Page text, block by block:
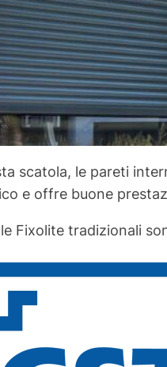
scatola, le pareti
e offre buone
Fixolite tradizionali